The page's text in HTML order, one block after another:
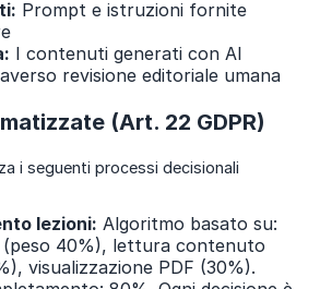
Prompt e istruzioni fornite
I contenuti generati con AI
revisione editoriale umana
(Art. 22 GDPR)
i seguenti processi decisionali
lezioni: Algoritmo basato su:
(peso 40%), lettura contenuto
visualizzazione PDF (30%).